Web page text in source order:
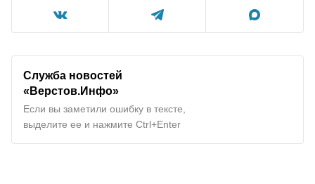
Служба новостей
«Верстов.Инфо»
Если вы заметили ошибку в тексте,
выделите ее и нажмите Ctrl+Enter